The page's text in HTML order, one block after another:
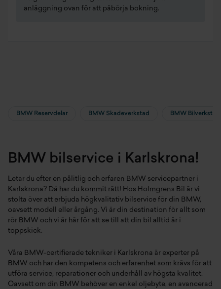
anläggning ovan för att påbörja bokning.
BMW Reservdelar BMW Skadeverkstad BMW Bilverkstad
BMW bilservice i Karlskrona!
Letar du efter en pålitlig och erfaren BMW servicepartner i
Karlskrona? Då har du kommit rätt! Hos Holmgrens Bil är vi
stolta över att erbjuda högkvalitativ bilservice för din BMW,
oavsett modell eller årgång. Vi är din destination för allt som
rör BMW och vi är här för att se till att din bil alltid är i
toppskick.
Våra BMW-certifierade tekniker i Karlskrona är experter på
BMW och har den kompetens och erfarenhet som krävs för att
utföra service, reparationer och underhåll av högsta kvalitet.
Oavsett om din BMW behöver en enkel oljebyte, en avancerad